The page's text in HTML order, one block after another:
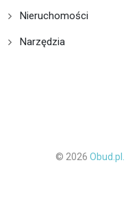
Nieruchomości
Narzędzia
© 2026 Obud.pl.